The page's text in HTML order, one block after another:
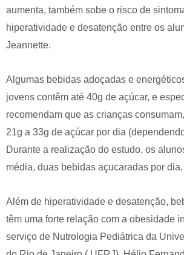
aumenta, também sobe o risco de
hiperatividade e desatenção entre os
Jeannette.
Algumas bebidas adoçadas e
jovens contêm até 40g de açúcar, e
recomendam que as crianças
21g a 33g de açúcar por dia
Durante a realização do estudo, os
média, duas bebidas açucaradas por dia.
Além de hiperatividade e desatenção,
têm uma forte relação com a obesidade
serviço de Nutrologia Pediátrica da